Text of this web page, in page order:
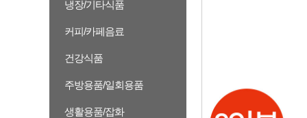
냉장/기타식품
커피/카페음료
건강식품
주방용품/일회용품
생활용품/잡화